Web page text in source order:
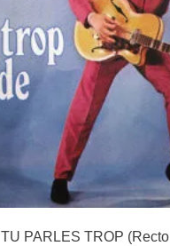
TU PARLES TROP (Recto